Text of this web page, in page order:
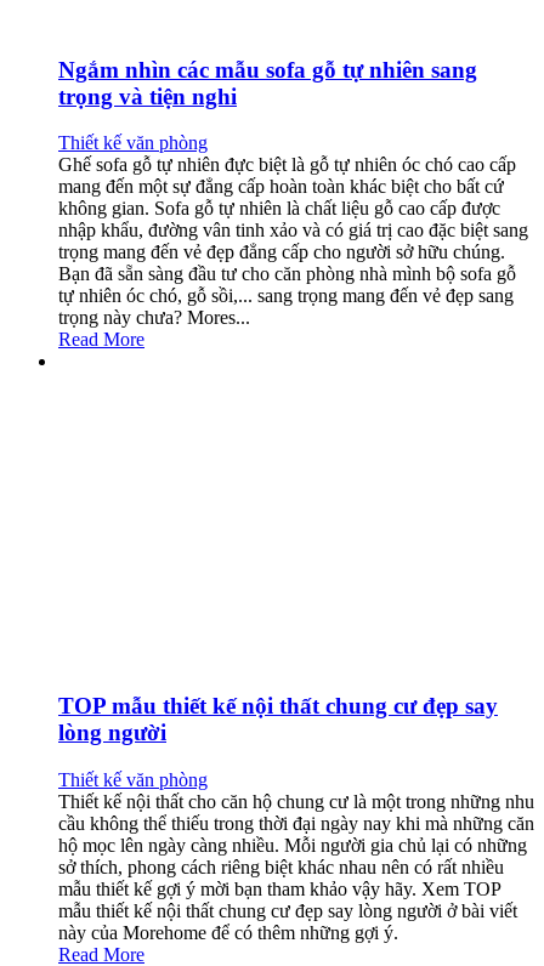
Ngắm nhìn các mẫu sofa gỗ tự nhiên sang
trọng và tiện nghi
Thiết kế văn phòng
Ghế sofa gỗ tự nhiên đực biệt là gỗ tự nhiên óc chó cao cấp
mang đến một sự đẳng cấp hoàn toàn khác biệt cho bất cứ
không gian. Sofa gỗ tự nhiên là chất liệu gỗ cao cấp được
nhập khẩu, đường vân tinh xảo và có giá trị cao đặc biệt sang
trọng mang đến vẻ đẹp đẳng cấp cho người sở hữu chúng.
Bạn đã sẵn sàng đầu tư cho căn phòng nhà mình bộ sofa gỗ
tự nhiên óc chó, gỗ sồi,... sang trọng mang đến vẻ đẹp sang
trọng này chưa? Mores...
Read More
TOP mẫu thiết kế nội thất chung cư đẹp say
lòng người
Thiết kế văn phòng
Thiết kế nội thất cho căn hộ chung cư là một trong những nhu
cầu không thể thiếu trong thời đại ngày nay khi mà những căn
hộ mọc lên ngày càng nhiều. Mỗi người gia chủ lại có những
sở thích, phong cách riêng biệt khác nhau nên có rất nhiều
mẫu thiết kế gợi ý mời bạn tham khảo vậy hãy. Xem TOP
mẫu thiết kế nội thất chung cư đẹp say lòng người ở bài viết
này của Morehome để có thêm những gợi ý.
Read More